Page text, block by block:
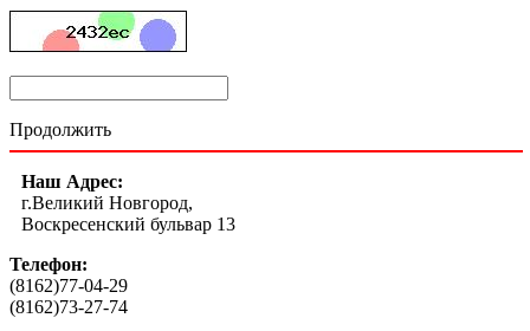
Продолжить
Наш Адрес:
г.Великий Новгород,
Воскресенский бульвар 13
Телефон:
(8162)77-04-29
(8162)73-27-74